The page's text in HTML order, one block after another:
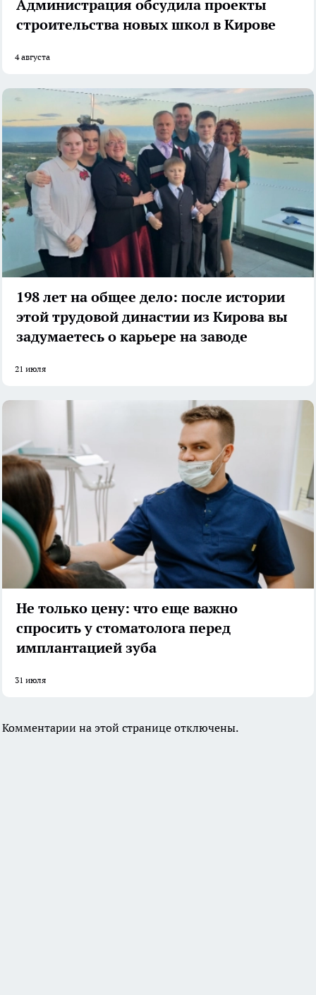
Администрация обсудила проекты
строительства новых школ в Кирове
4 августа
198 лет на общее дело: после истории
этой трудовой династии из Кирова вы
задумаетесь о карьере на заводе
21 июля
Не только цену: что еще важно
спросить у стоматолога перед
имплантацией зуба
31 июля
Комментарии на этой странице отключены.